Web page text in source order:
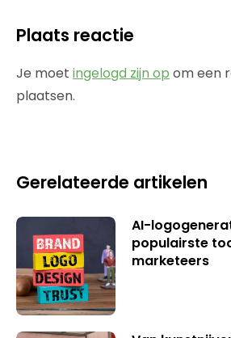
Plaats reactie
Je moet ingelogd zijn op om een
plaatsen.
Gerelateerde artikelen
AI-
populairste
marketeers